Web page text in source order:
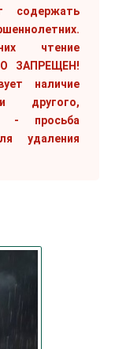
содержать
чтение
ЗАПРЕЩЕН!
наличие
другого,
- просьба
удаления